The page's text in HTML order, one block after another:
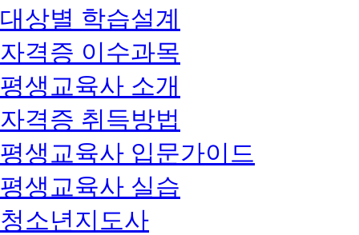
대상별 학습설계
자격증 이수과목
평생교육사 소개
자격증 취득방법
평생교육사 입문가이드
평생교육사 실습
청소년지도사